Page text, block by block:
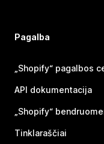
Pagalba
„Shopify“ pagalbos
API dokumentacija
„Shopify“
Tinklaraščiai